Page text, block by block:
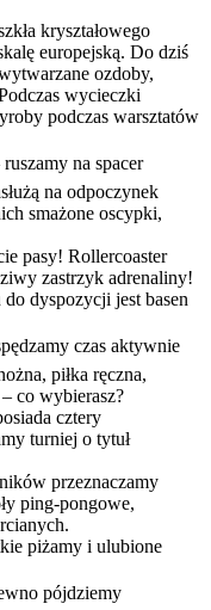
kryształowego
europejską. Do dziś
ozdoby,
wycieczki
podczas warsztatów
ruszamy na spacer
na odpoczynek
smażone oscypki,
pasy! Rollercoaster
zastrzyk adrenaliny!
dyspozycji jest basen
czas aktywnie
piłka ręczna,
co wybierasz?
cztery
turniej o tytuł
przeznaczamy
ping-pongowe,
piżamy i ulubione
pójdziemy